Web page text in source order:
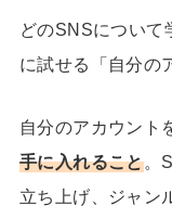
どのSNSについて
に試せる「自分の
自分のアカウント
手に入れること。
立ち上げ、ジャン